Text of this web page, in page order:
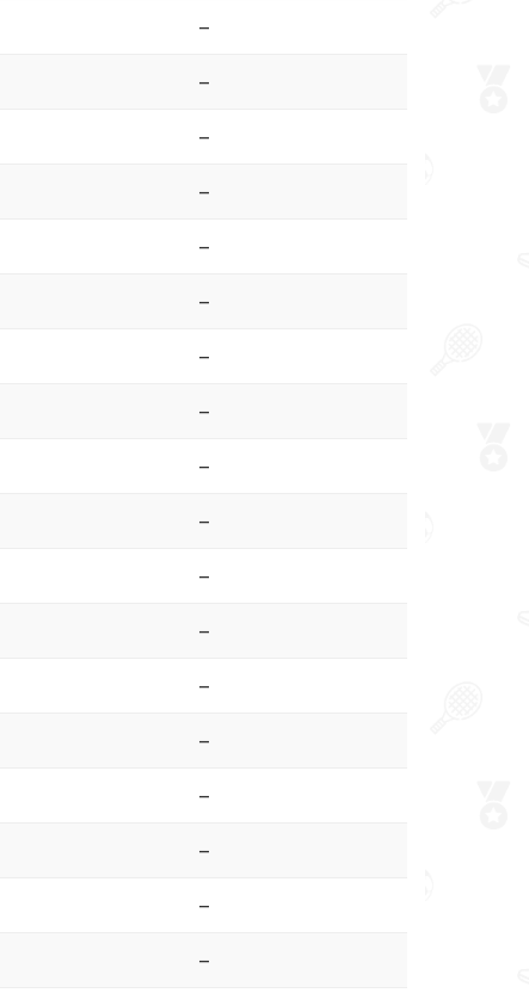
–
–
–
–
–
–
–
–
–
–
–
–
–
–
–
–
–
–